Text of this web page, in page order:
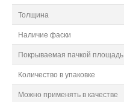
Толщина
Наличие фаски
Покрываемая пачкой площадь
Количество в упаковке
Можно применять в качестве